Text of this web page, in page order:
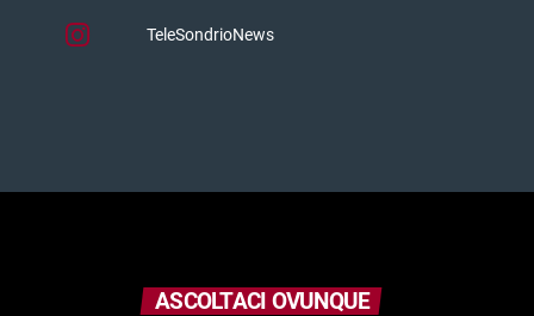
TeleSondrioNews
ASCOLTACI OVUNQUE